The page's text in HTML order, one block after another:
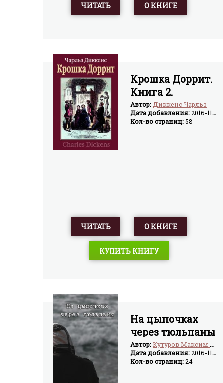
ЧИТАТЬ О КНИГЕ
Крошка Доррит.
Книга 2.
Богатство
Автор: Диккенс Чарльз
Дата добавления:2016-11-08
Кол-во страниц: 58
ЧИТАТЬ О КНИГЕ
КУПИТЬ КНИГУ
На цыпочках
через тюльпаны
(СИ)
Автор:Кутуров Максим Александрович "Горностай"
Дата добавления:2016-11-08
Кол-во страниц:24